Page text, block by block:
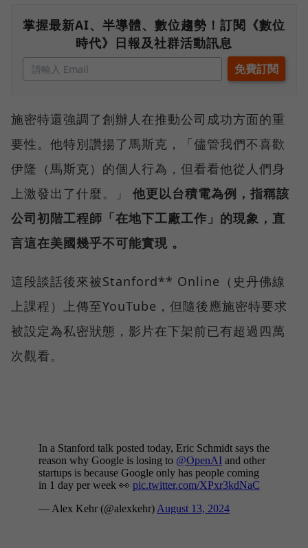
掌握最新AI、半導體、數位趨勢！訂閱《數位
時代》日報及社群活動訊息
施密特還強調了創辦人在推動公司成功方面的重
要性。他特別讚揚了馬斯克，「儘管我們不喜歡
伊隆（馬斯克）的個人行為，但看看他從人們身
上激發出了什麼。」 他更以台積電為例，指稱該
公司初階工程師「在地下工廠工作」的現象，直
言這在美國幾乎不可能實現 。
這段談話後來被Stanford** Online（史丹佛線
上課程）上傳至YouTube，但隨後應施密特要求
被設定為私密狀態，影片在下架前已有超過四萬
次觀看。